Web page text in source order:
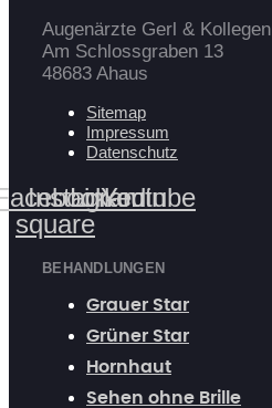
Augenärzte Gerl & Kollegen
Am Schlossgraben 13
48683 Ahaus
Sitemap
Impressum
Datenschutz
square
Instagram
Linkedin
Youtube
BEHANDLUNGEN
Grauer Star
Grüner Star
Hornhaut
Sehen ohne Brille